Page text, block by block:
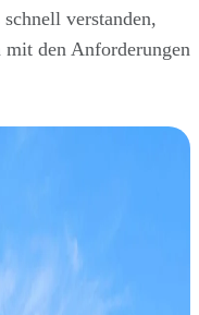
verstanden,
den Anforderungen